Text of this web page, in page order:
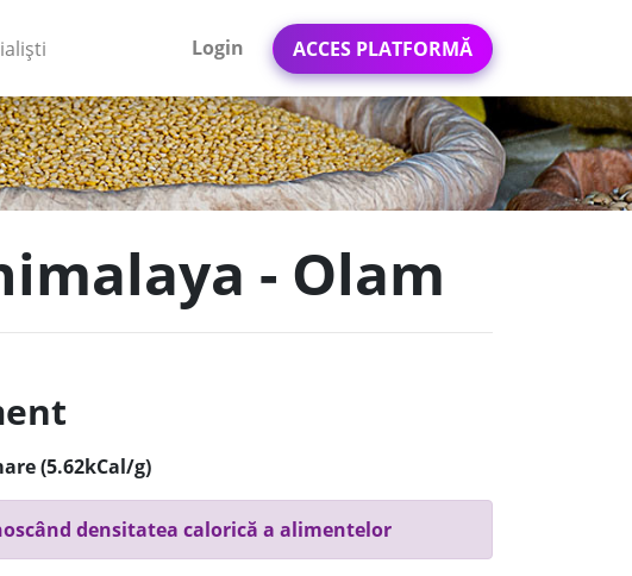
Login ACCES PLATFORMĂ
- Olam
(5.62kCal/g)
densitatea calorică a alimentelor